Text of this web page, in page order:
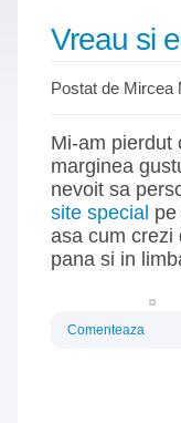
Vreau si
Postat de Mircea
Mi-am pierdut
marginea
nevoit sa
site special
asa cum crezi
pana si in
Comenteaza